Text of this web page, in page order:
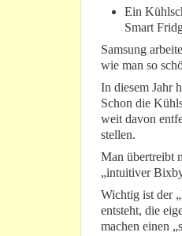
Ein
Smart
Samsung
wie man so
In diesem Jahr
Schon die
weit davon
stellen.
Man übertreibt
„intuitiver
Wichtig ist der
entsteht, die
machen einen